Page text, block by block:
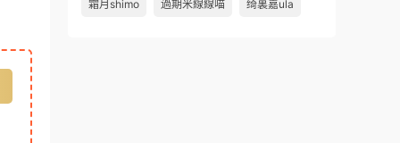
霜月shimo 過期米線線喵 绮裏嘉ula